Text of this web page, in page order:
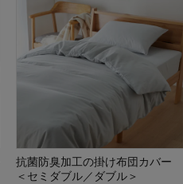
抗菌防臭加工の掛け布団カバー
＜セミダブル／ダブル＞